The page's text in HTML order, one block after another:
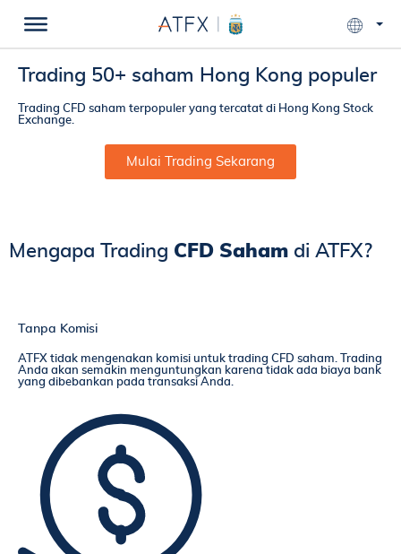
Trading 50+ saham Hong Kong populer
Trading CFD saham terpopuler yang tercatat di Hong Kong Stock
Exchange.
Mulai Trading Sekarang
Mengapa Trading CFD Saham di ATFX?
Tanpa Komisi
ATFX tidak mengenakan komisi untuk trading CFD saham. Trading
Anda akan semakin menguntungkan karena tidak ada biaya bank
yang dibebankan pada transaksi Anda.